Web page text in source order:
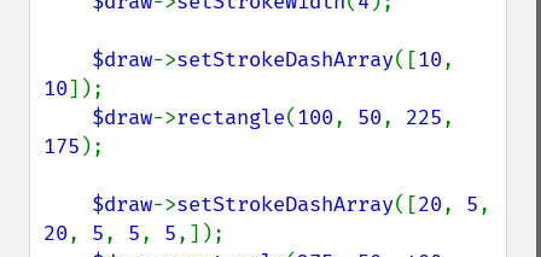
$draw->setStrokeDashArray([10
10]);
$draw->rectangle(100, 50, 225
175 );
$draw->setStrokeDashArray([20, 5
20, 5, 5, 5,]);